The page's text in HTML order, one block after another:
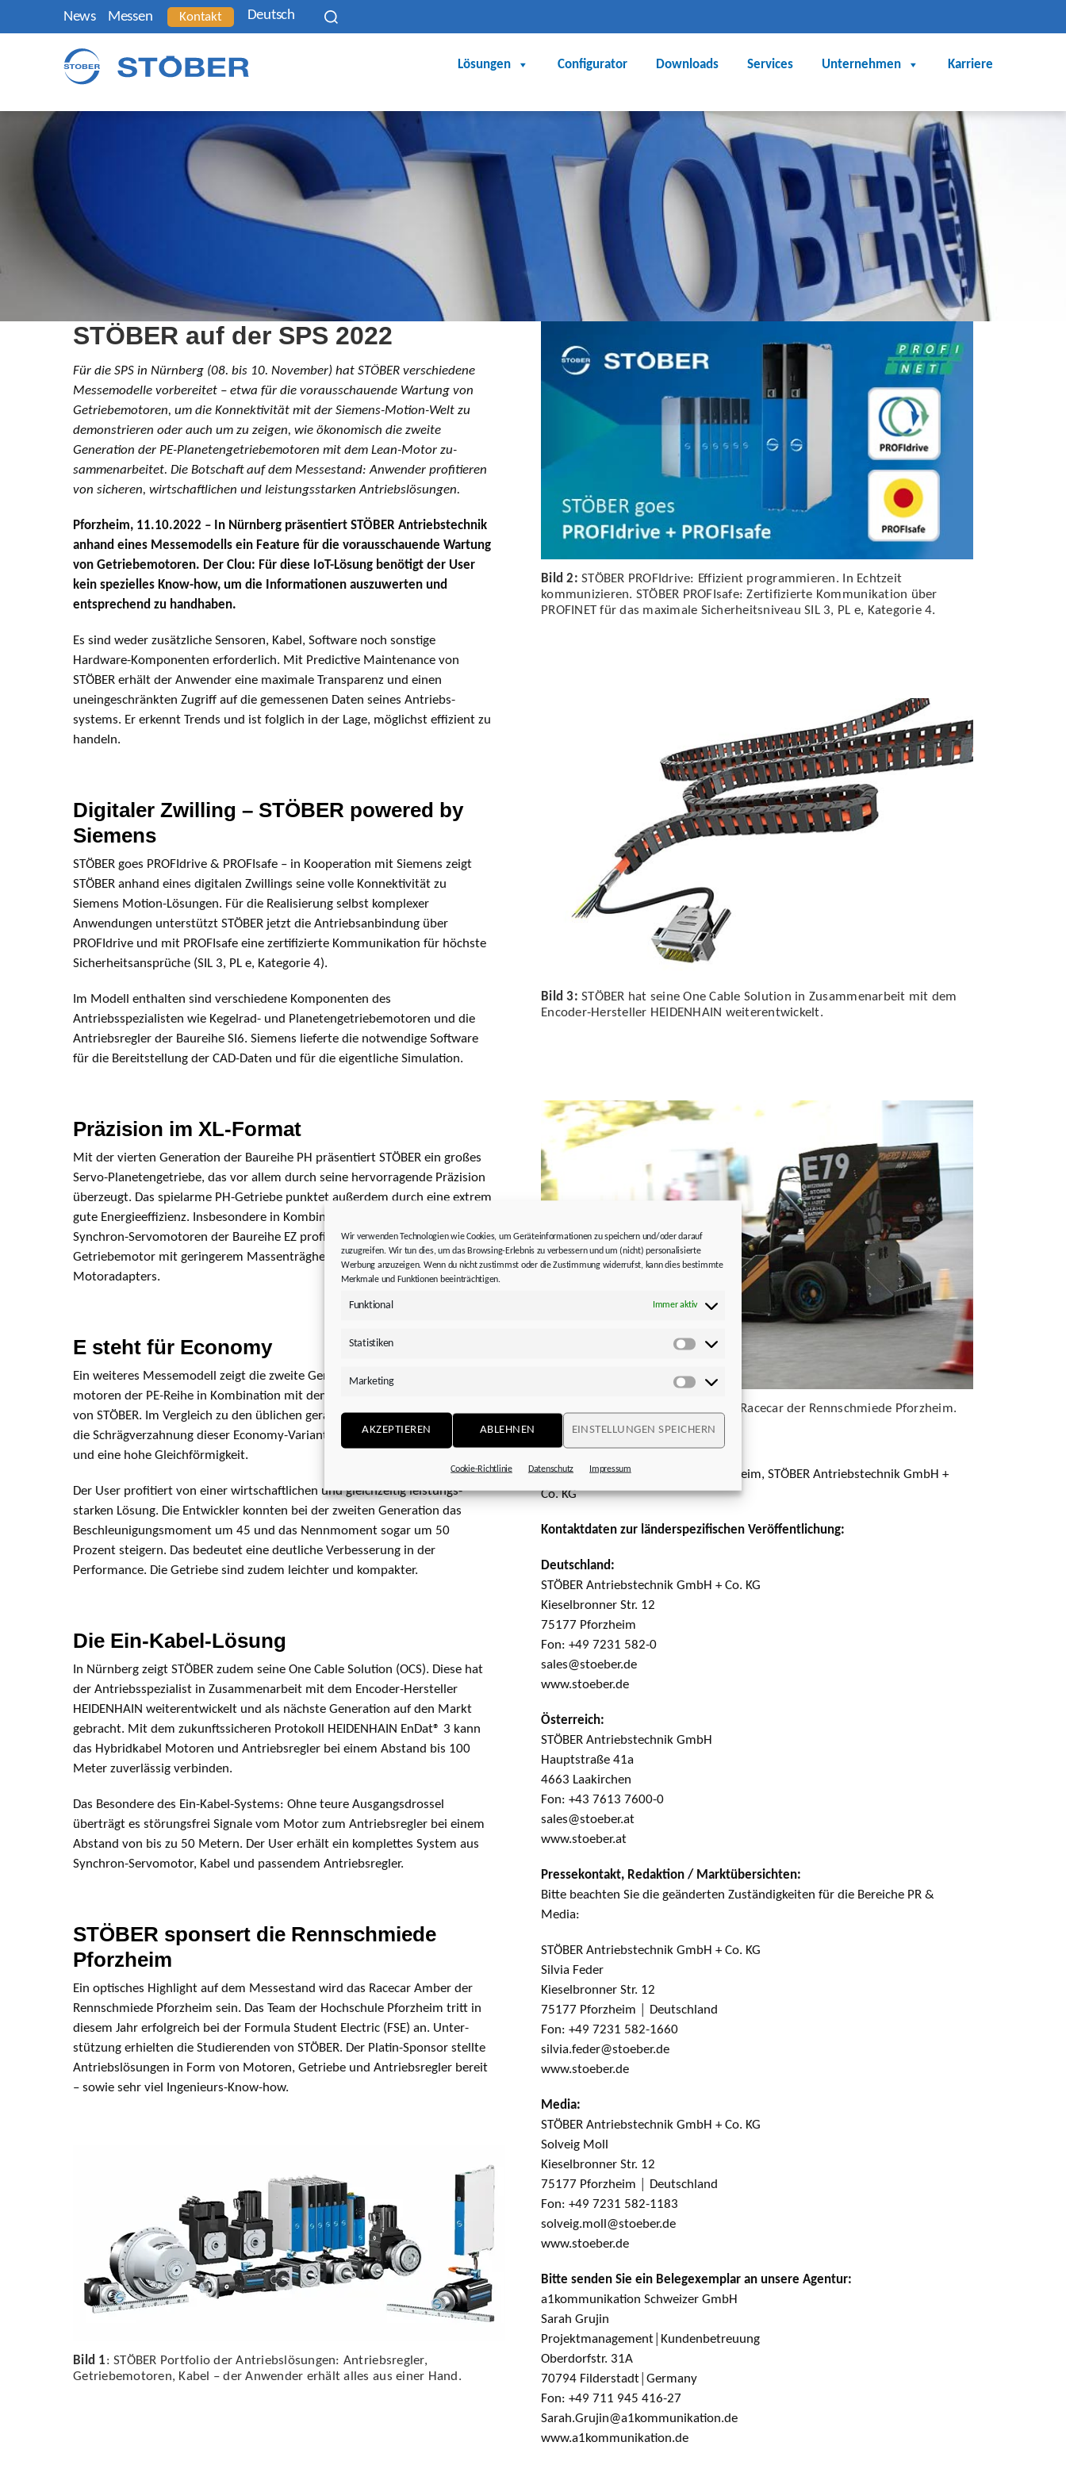
Wir verwenden Technologien wie Cookies, um Geräteinformationen zu speichern und/oder darauf
zuzugreifen. Wir tun dies, um das Browsing-Erlebnis zu verbessern und um (nicht) personalisierte
Werbung anzuzeigen. Wenn du nicht zustimmst oder die Zustimmung widerrufst, kann dies bestimmte
Merkmale und Funktionen beeinträchtigen.
Funktional Immer aktiv
Statistiken
Statistiken
Marketing
Marketing
AKZEPTIEREN ABLEHNEN EINSTELLUNGEN SPEICHERN
Cookie-Richtlinie Datenschutz Impressum
News Messen Kontakt Deutsch
Lösungen Configurator Downloads Services Unternehmen Karriere
STÖBER auf der SPS 2022
Für die SPS in Nürnberg (08. bis 10. November) hat STÖBER verschiedene
Messemodelle vorbereitet – etwa für die vorausschauende Wartung von
Getriebemotoren, um die Konnektivität mit der Siemens-Motion-Welt zu
demonstrieren oder auch um zu zeigen, wie ökonomisch die zweite
Generation der PE-Planetengetriebemotoren mit dem Lean-Motor zu­
sammenarbeitet. Die Botschaft auf dem Messestand: Anwender profi­tieren
von sicheren, wirtschaftlichen und leistungsstarken Antriebs­lösungen.
Pforzheim, 11.10.2022 – In Nürnberg präsentiert STÖBER Antriebstechnik
anhand eines Messemodells ein Feature für die vorausschauende Wartung
von Getriebemotoren. Der Clou: Für diese IoT-Lösung benötigt der User
kein spezielles Know-how, um die Informationen auszuwerten und
entsprechend zu handhaben.
Es sind weder zusätzliche Sensoren, Kabel, Software noch sonstige
Hardware-Komponenten erforderlich. Mit Predictive Maintenance von
STÖBER erhält der Anwender eine maximale Transparenz und einen
uneingeschränkten Zugriff auf die gemessenen Daten seines Antriebs­
systems. Er erkennt Trends und ist folglich in der Lage, möglichst effizient zu
handeln.
Digitaler Zwilling – STÖBER powered by
Siemens
STÖBER goes PROFIdrive & PROFIsafe – in Kooperation mit Siemens zeigt
STÖBER anhand eines digitalen Zwillings seine volle Konnektivität zu
Siemens Motion-Lösungen. Für die Realisierung selbst komplexer
Anwendungen unterstützt STÖBER jetzt die Antriebsanbindung über
PROFIdrive und mit PROFIsafe eine zertifizierte Kommunikation für höchste
Sicherheits­ansprüche (SIL 3, PL e, Kategorie 4).
Im Modell enthalten sind verschiedene Komponenten des
Antriebsspezialisten wie Kegelrad- und Planeten­getriebe­motoren und die
Antriebsregler der Baureihe SI6. Siemens lieferte die notwendige Software
für die Bereitstellung der CAD-Daten und für die eigentliche Simulation.
Präzision im XL-Format
Mit der vierten Generation der Baureihe PH präsentiert STÖBER ein großes
Servo-Planetengetriebe, das vor allem durch seine hervorragende Präzision
überzeugt. Das spielarme PH-Getriebe punktet außerdem durch eine extrem
gute Energieeffizienz. Insbesondere in Kombination mit den kompakten
Synchron-Servomotoren der Baureihe EZ profitieren Anwender von einem
Getriebemotor mit geringerem Massenträgheitsmoment durch Entfall des
Motoradapters.
E steht für Economy
Ein weiteres Messemodell zeigt die zweite Generation der Planeten­getriebe­
motoren der PE-Reihe in Kombination mit dem ökonomischen Lean-Motor
von STÖBER. Im Vergleich zu den üblichen geradverzahnten Getrieben sorgt
die Schrägverzahnung dieser Economy-Variante für niedrige Laufgeräusche
und eine hohe Gleichförmigkeit.
Der User profitiert von einer wirtschaftl­ichen und gleichzeitig leistungs­
starken Lösung. Die Entwickler konnten bei der zweiten Generation das
Beschleunigungs­moment um 45 und das Nennmoment sogar um 50
Prozent steigern. Das bedeutet eine deutliche Verbesserung in der
Performance. Die Getriebe sind zudem leichter und kompakter.
Die Ein-Kabel-Lösung
In Nürnberg zeigt STÖBER zudem seine One Cable Solution (OCS). Diese hat
der Antriebsspezialist in Zusammenarbeit mit dem Encoder-Hersteller
HEIDENHAIN weiterentwickelt und als nächste Generation auf den Markt
gebracht. Mit dem zukunftssicheren Protokoll HEIDENHAIN EnDat® 3 kann
das Hybridkabel Motoren und Antriebsregler bei einem Abstand bis 100
Meter zuverlässig verbinden.
Das Besondere des Ein-Kabel-Systems: Ohne teure Ausgangsdrossel
überträgt es störungsfrei Signale vom Motor zum Antriebsregler bei einem
Abstand von bis zu 50 Metern. Der User erhält ein komplettes System aus
Synchron-Servomotor, Kabel und passendem Antriebsregler.
STÖBER sponsert die Rennschmiede
Pforzheim
Ein optisches Highlight auf dem Messestand wird das Racecar Amber der
Rennschmiede Pforzheim sein. Das Team der Hochschule Pforzheim tritt in
diesem Jahr erfolgreich bei der Formula Student Electric (FSE) an. Unter­
stützung erhielten die Studierenden von STÖBER. Der Platin-Sponsor stellte
Antriebslösungen in Form von Motoren, Getriebe und Antriebsregler bereit
– sowie sehr viel Ingenieurs-Know-how.
Bild 1: STÖBER Portfolio der Antriebslösungen: Antriebsregler,
Getriebemotoren, Kabel – der Anwender erhält alles aus einer Hand.
Bild 2: STÖBER PROFIdrive: Effizient programmieren. In Echtzeit
kommunizieren. STÖBER PROFIsafe: Zertifizierte Kommunikation über
PROFINET für das maximale Sicherheitsniveau SIL 3, PL e, Kategorie 4.
Bild 3: STÖBER hat seine One Cable Solution in Zusammenarbeit mit dem
Encoder-Hersteller HEIDENHAIN weiterentwickelt.
Das optische Highlight: Das Racecar der Rennschmiede Pforzheim.
Bildnachweis:Rennschmiede Pforzheim, STÖBER Antriebstechnik GmbH +
Co. KG
Kontaktdaten zur länderspezifischen Veröffentlichung:
Deutschland:
STÖBER Antriebstechnik GmbH + Co. KG
Kieselbronner Str. 12
75177 Pforzheim
Fon: +49 7231 582-0
sales@stoeber.de
www.stoeber.de
Österreich:
STÖBER Antriebstechnik GmbH
Hauptstraße 41a
4663 Laakirchen
Fon: +43 7613 7600-0
sales@stoeber.at
www.stoeber.at
Pressekontakt, Redaktion / Marktübersichten:
Bitte beachten Sie die geänderten Zuständigkeiten für die Bereiche PR &
Media:
STÖBER Antriebstechnik GmbH + Co. KG
Silvia Feder
Kieselbronner Str. 12
75177 Pforzheim │ Deutschland
Fon: +49 7231 582-1660
silvia.feder@stoeber.de
www.stoeber.de
Media:
STÖBER Antriebstechnik GmbH + Co. KG
Solveig Moll
Kieselbronner Str. 12
75177 Pforzheim │ Deutschland
Fon: +49 7231 582-1183
solveig.moll@stoeber.de
www.stoeber.de
Bitte senden Sie ein Belegexemplar an unsere Agentur:
a1kommunikation Schweizer GmbH
Sarah Grujin
Projektmanagement│Kundenbetreuung
Oberdorfstr. 31A
70794 Filderstadt│Germany
Fon: +49 711 945 416-27
Sarah.Grujin@a1kommunikation.de
www.a1kommunikation.de